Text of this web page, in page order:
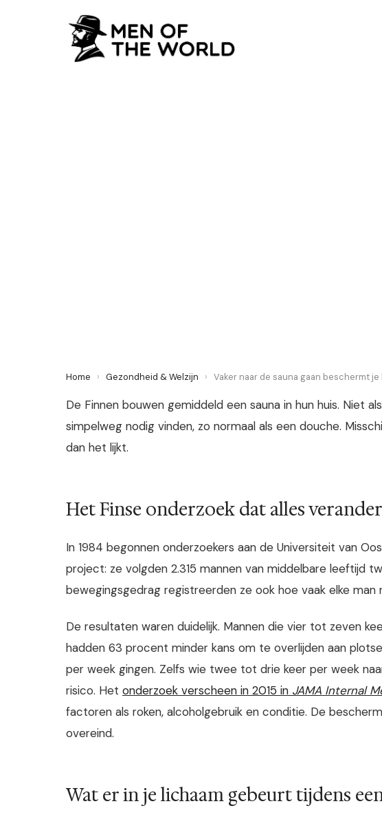
Home › Gezondheid & Welzijn › Vaker naar de sauna gaan beschermt
De Finnen bouwen gemiddeld een sauna in hun huis. Niet
simpelweg nodig vinden, zo normaal als een douche.
dan het lijkt.
Het Finse onderzoek dat alles
In 1984 begonnen onderzoekers aan de Universiteit van
project: ze volgden 2.315 mannen van middelbare leeftijd
bewegingsgedrag registreerden ze ook hoe vaak elke man
De resultaten waren duidelijk. Mannen die vier tot zeven
hadden 63 procent minder kans om te overlijden aan
per week gingen. Zelfs wie twee tot drie keer per week
risico. Het onderzoek verscheen in 2015 in JAMA Internal
factoren als roken, alcoholgebruik en conditie. De
overeind.
Wat er in je lichaam gebeurt tijdens